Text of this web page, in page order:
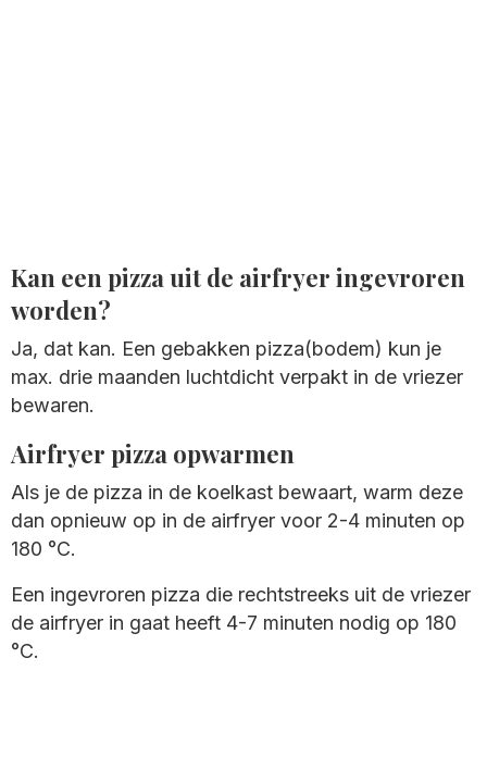
Kan een pizza uit de airfryer ingevroren
worden?
Ja, dat kan. Een gebakken pizza(bodem) kun je
max. drie maanden luchtdicht verpakt in de vriezer
bewaren.
Airfryer pizza opwarmen
Als je de pizza in de koelkast bewaart, warm deze
dan opnieuw op in de airfryer voor 2-4 minuten op
180 °C.
Een ingevroren pizza die rechtstreeks uit de vriezer
de airfryer in gaat heeft 4-7 minuten nodig op 180
°C.